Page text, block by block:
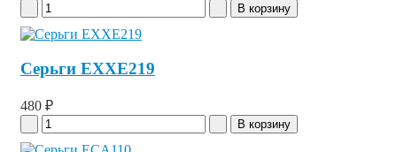
Серьги EXXE219
480 ₽